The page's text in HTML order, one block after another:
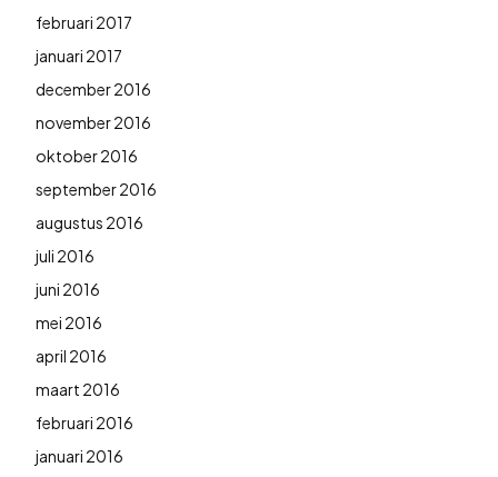
februari 2017
januari 2017
december 2016
november 2016
oktober 2016
september 2016
augustus 2016
juli 2016
juni 2016
mei 2016
april 2016
maart 2016
februari 2016
januari 2016